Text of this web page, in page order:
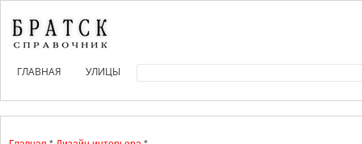
ГЛАВНАЯ УЛИЦЫ